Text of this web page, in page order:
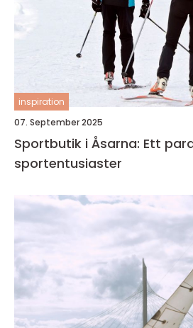
inspiration
07. September 2025
Sportbutik i Åsarna: Ett
sportentusiaster